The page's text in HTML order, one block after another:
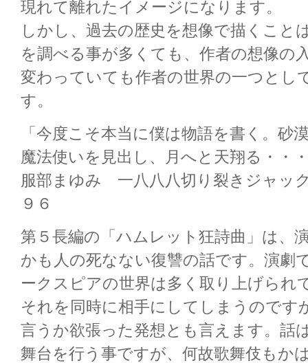
現れて離れたイメージになります。
しかし、過去の歴史を想像で描くこと
を調べる事が多くても、作者の想像の
変わっていても作者の世界の一つとし
す。
「今度こそ本当に僕は物語を書く。砂
魔法使いを見出し、月へと天翔る・・
服部まゆみ 一八八八切り裂きジャ
９６
第５長編の「ハムレット狂詩曲」は、
かも人の死なない復讐の話です。演劇
ークスピアの世界は多く取り上げられ
それを同時に相手にしてしまうのです
言うか欲張った発想とも言えます。話
舞台を行う事ですが、何故歌舞伎もか